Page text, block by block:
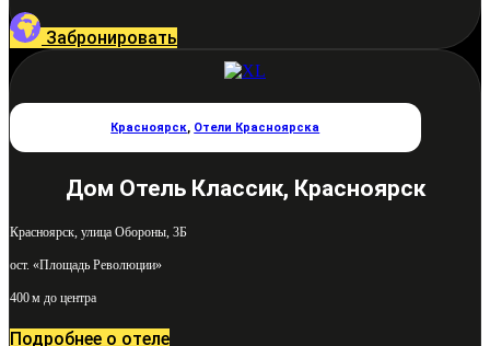
Забронировать
Красноярск, Отели Красноярска
Дом Отель Классик, Красноярск
Красноярск, улица Обороны, 3Б
ост. «Площадь Революции»
400 м до центра
Подробнее о отеле